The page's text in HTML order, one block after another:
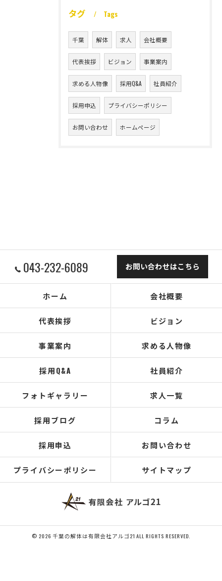
タグ Tags
千葉 解体 求人 会社概要
代表挨拶 ビジョン 事業案内
求める人物像 採用Q&A 社員紹介
採用申込 プライバシーポリシー
お問い合わせ ホームページ
043-232-6089 お問い合わせはこちら
ホーム 会社概要
代表挨拶 ビジョン
事業案内 求める人物像
採用Q&A 社員紹介
フォトギャラリー 求人一覧
採用ブログ コラム
採用申込 お問い合わせ
プライバシーポリシー サイトマップ
© 2026 千葉の解体は有限会社アルゴ21 ALL RIGHTS RESERVED.